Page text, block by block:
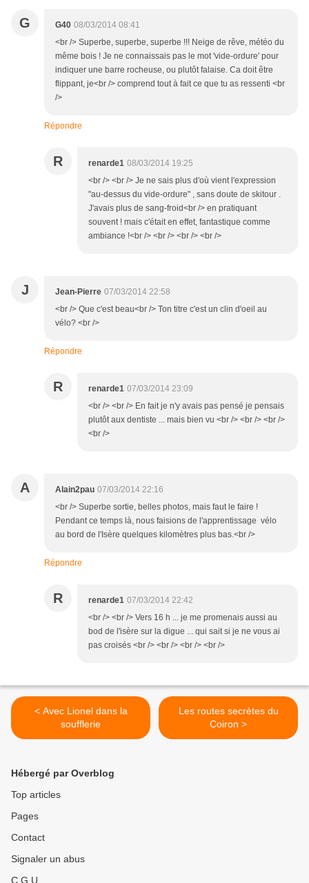
G G40 08/03/2014 08:41
<br /> Superbe, superbe, superbe !!! Neige de rêve, météo du
même bois ! Je ne connaissais pas le mot 'vide-ordure' pour
indiquer une barre rocheuse, ou plutôt falaise. Ca doit être
flippant, je<br /> comprend tout à fait ce que tu as ressenti <br
/>
Répondre
R renarde1 08/03/2014 19:25
<br /> <br /> Je ne sais plus d'où vient l'expression
"au-dessus du vide-ordure" , sans doute de skitour .
J'avais plus de sang-froid<br /> en pratiquant
souvent ! mais c'était en effet, fantastique comme
ambiance !<br /> <br /> <br /> <br />
J Jean-Pierre 07/03/2014 22:58
<br /> Que c'est beau<br /> Ton titre c'est un clin d'oeil au
vélo? <br />
Répondre
R renarde1 07/03/2014 23:09
<br /> <br /> En fait je n'y avais pas pensé je pensais
plutôt aux dentiste ... mais bien vu <br /> <br /> <br />
<br />
A Alain2pau 07/03/2014 22:16
<br /> Superbe sortie, belles photos, mais faut le faire !
Pendant ce temps là, nous faisions de l'apprentissage vélo
au bord de l'Isère quelques kilomètres plus bas.<br />
Répondre
R renarde1 07/03/2014 22:42
<br /> <br /> Vers 16 h ... je me promenais aussi au
bod de l'isère sur la digue ... qui sait si je ne vous ai
pas croisés <br /> <br /> <br /> <br />
< Avec Lionel dans la
soufflerie
Les routes secrètes du
Coiron >
Hébergé par Overblog
Top articles
Pages
Contact
Signaler un abus
C.G.U.